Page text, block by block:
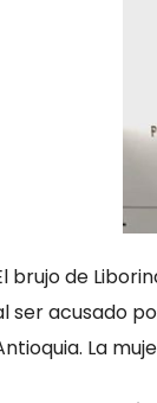
brujo de
ser acusado
La